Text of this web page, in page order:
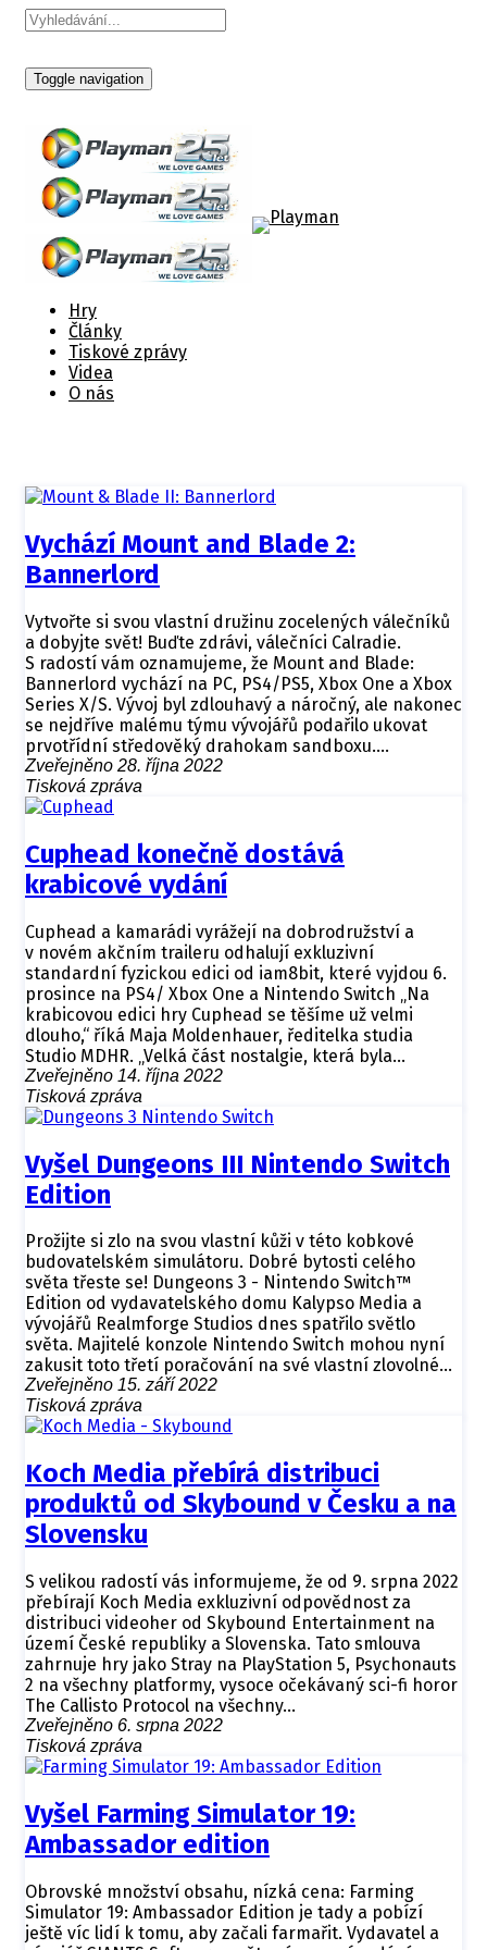
Toggle navigation
Hry
Články
Tiskové zprávy
Videa
O nás
Vychází Mount and Blade 2:
Bannerlord
Vytvořte si svou vlastní družinu zocelených válečníků
a dobyjte svět! Buďte zdrávi, válečníci Calradie.
S radostí vám oznamujeme, že Mount and Blade:
Bannerlord vychází na PC, PS4/PS5, Xbox One a Xbox
Series X/S. Vývoj byl zdlouhavý a náročný, ale nakonec
se nejdříve malému týmu vývojářů podařilo ukovat
prvotřídní středověký drahokam sandboxu.…
Zveřejněno 28. října 2022
Tisková zpráva
Cuphead konečně dostává
krabicové vydání
Cuphead a kamarádi vyrážejí na dobrodružství a
v novém akčním traileru odhalují exkluzivní
standardní fyzickou edici od iam8bit, které vyjdou 6.
prosince na PS4/ Xbox One a Nintendo Switch „Na
krabicovou edici hry Cuphead se těšíme už velmi
dlouho,“ říká Maja Moldenhauer, ředitelka studia
Studio MDHR. „Velká část nostalgie, která byla…
Zveřejněno 14. října 2022
Tisková zpráva
Vyšel Dungeons III Nintendo Switch
Edition
Prožijte si zlo na svou vlastní kůži v této kobkové
budovatelském simulátoru. Dobré bytosti celého
světa třeste se! Dungeons 3 - Nintendo Switch™
Edition od vydavatelského domu Kalypso Media a
vývojářů Realmforge Studios dnes spatřilo světlo
světa. Majitelé konzole Nintendo Switch mohou nyní
zakusit toto třetí poračování na své vlastní zlovolné…
Zveřejněno 15. září 2022
Tisková zpráva
Koch Media přebírá distribuci
produktů od Skybound v Česku a na
Slovensku
S velikou radostí vás informujeme, že od 9. srpna 2022
přebírají Koch Media exkluzivní odpovědnost za
distribuci videoher od Skybound Entertainment na
území České republiky a Slovenska. Tato smlouva
zahrnuje hry jako Stray na PlayStation 5, Psychonauts
2 na všechny platformy, vysoce očekávaný sci-fi horor
The Callisto Protocol na všechny…
Zveřejněno 6. srpna 2022
Tisková zpráva
Vyšel Farming Simulator 19:
Ambassador edition
Obrovské množství obsahu, nízká cena: Farming
Simulator 19: Ambassador Edition je tady a pobízí
ještě víc lidí k tomu, aby začali farmařit. Vydavatel a